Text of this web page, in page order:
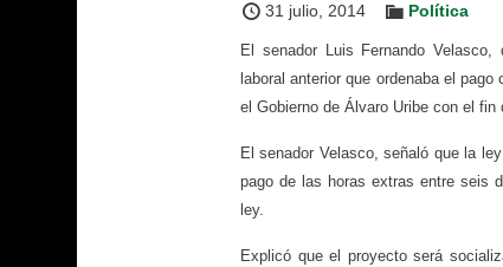
31 julio, 2014 Política
El senador Luis Fernando
laboral anterior que ordenaba el
el Gobierno de Álvaro Uribe con el fin
El senador Velasco, señaló que la
pago de las horas extras entre seis
ley.
Explicó que el proyecto será